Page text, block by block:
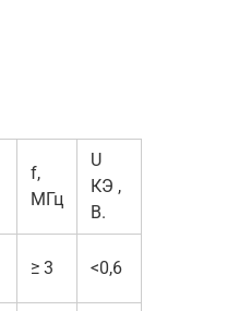
f,
МГц
U
КЭ ,
В.
≥ 3 <0,6